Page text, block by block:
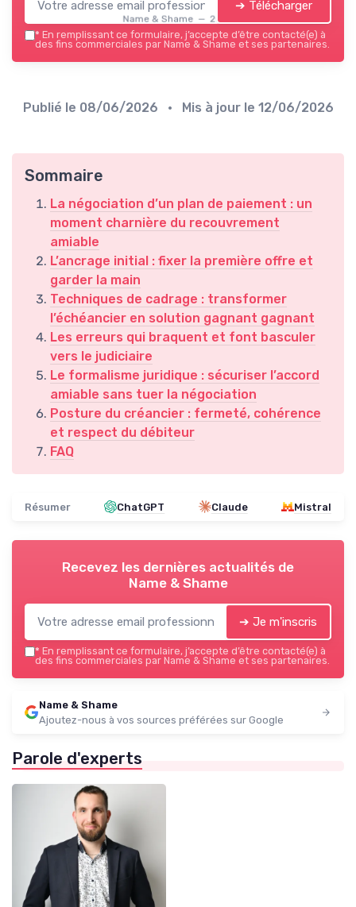
Name & Shame — 2026
➔ Télécharger
* En remplissant ce formulaire, j’accepte d’être contacté(e) à
des fins commerciales par Name & Shame et ses partenaires.
Publié le 08/06/2026 • Mis à jour le 12/06/2026
Sommaire
La négociation d’un plan de paiement : un
moment charnière du recouvrement
amiable
L’ancrage initial : fixer la première offre et
garder la main
Techniques de cadrage : transformer
l’échéancier en solution gagnant gagnant
Les erreurs qui braquent et font basculer
vers le judiciaire
Le formalisme juridique : sécuriser l’accord
amiable sans tuer la négociation
Posture du créancier : fermeté, cohérence
et respect du débiteur
FAQ
Résumer ChatGPT Claude Mistral
Recevez les dernières actualités de
Name & Shame
➔ Je m'inscris
* En remplissant ce formulaire, j’accepte d’être contacté(e) à
des fins commerciales par Name & Shame et ses partenaires.
Name & Shame
Ajoutez-nous à vos sources préférées sur Google
Parole d'experts